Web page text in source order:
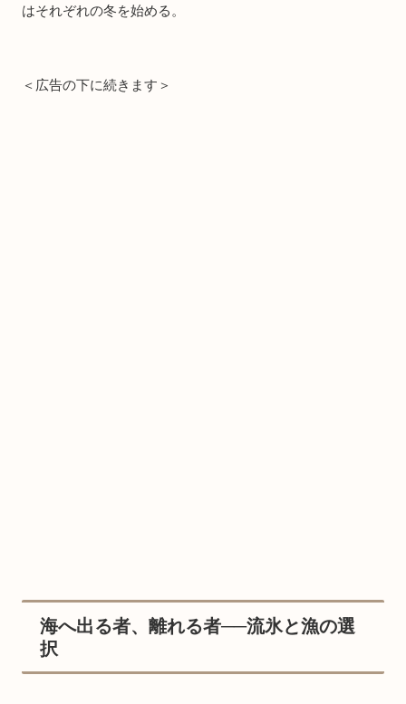
はそれぞれの冬を始める。
＜広告の下に続きます＞
海へ出る者、離れる者──流氷と漁の選
択